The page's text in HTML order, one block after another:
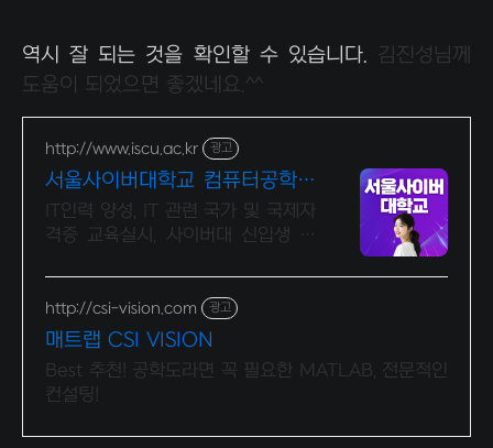
역시 잘 되는 것을 확인할 수 있습니다. 김진성님께
도움이 되었으면 좋겠네요.^^
http://www.iscu.ac.kr 광고
서울사이버대학교 컴퓨터공학과
2026 가을학기 신편입생
IT인력 양성, IT 관련 국가 및 국제자
격증 교육실시, 사이버대 신입생 수
온라인복수학위까지
http://csi-vision.com 광고
매트랩 CSI VISION
Best 추천! 공학도라면 꼭 필요한 MATLAB, 전문적인
컨설팅!